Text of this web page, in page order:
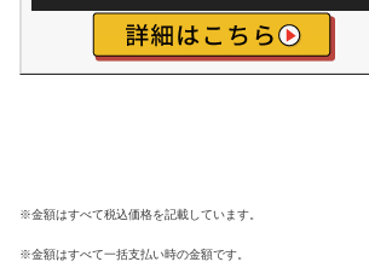
※金額はすべて税込価格を記載しています。
※金額はすべて一括支払い時の金額です。